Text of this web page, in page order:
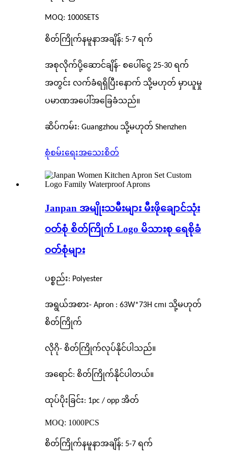
MOQ: 1000SETS
စိတ်ကြိုက်နမူနာအချိန်: 5-7 ရက်
အစုလိုက်ပို့ဆောင်ချိန်- စပေါ်ငွေ 25-30 ရက်
အတွင်း လက်ခံရရှိပြီးနောက် သို့မဟုတ် မှာယူမှု
ပမာဏအပေါ်အခြေခံသည်။
ဆိပ်ကမ်း: Guangzhou သို့မဟုတ် Shenzhen
စုံစမ်းရေးအသေးစိတ်
Janpan အမျိုးသမီးများ မီးဖိုချောင်သုံး
၀တ်စုံ စိတ်ကြိုက် Logo မိသားစု ရေစိုခံ
၀တ်စုံများ
ပစ္စည်း: Polyester
အရွယ်အစား- Apron : 63W*73H cm၊ သို့မဟုတ်
စိတ်ကြိုက်
လိုဂို- စိတ်ကြိုက်လုပ်နိုင်ပါသည်။
အရောင်: စိတ်ကြိုက်နိုင်ပါတယ်။
ထုပ်ပိုးခြင်း: 1pc / opp အိတ်
MOQ: 1000PCS
စိတ်ကြိုက်နမူနာအချိန်: 5-7 ရက်